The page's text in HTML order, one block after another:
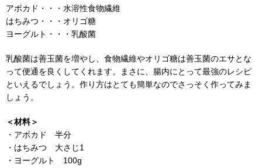
アボカド・・・水溶性食物繊維
はちみつ・・・オリゴ糖
ヨーグルト・・・乳酸菌
乳酸菌は善玉菌を増やし、食物繊維やオリゴ糖は善玉菌のエサとな
って便通を良くしてくれます。まさに、腸内にとって最強のレシピ
といえるでしょう。作り方はとても簡単なのでさっそく作ってみま
しょう。
＜材料＞
・アボカド 半分
・はちみつ 大さじ1
・ヨーグルト 100g